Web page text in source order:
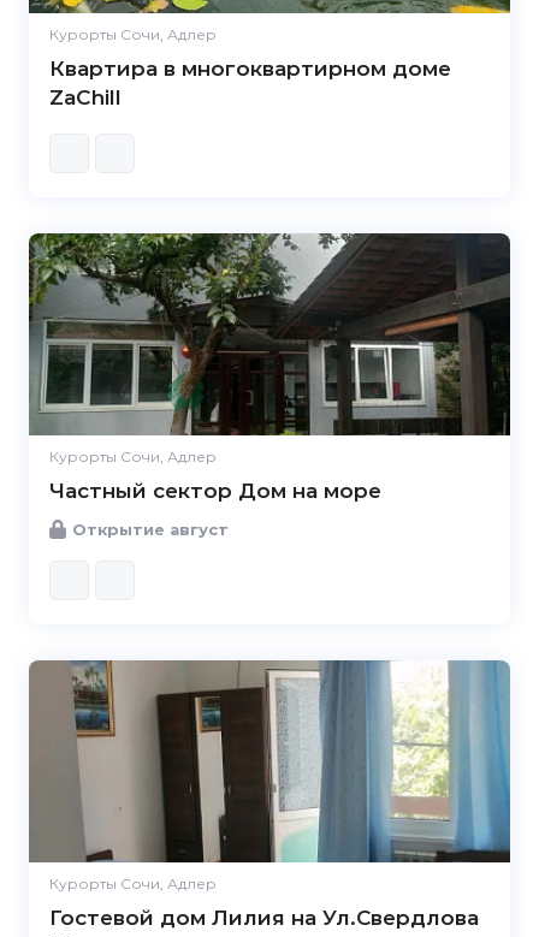
Курорты Сочи, Адлер
Квартира в многоквартирном доме
ZaChill
Курорты Сочи, Адлер
Частный сектор Дом на море
Открытие август
Курорты Сочи, Адлер
Гостевой дом Лилия на Ул.Свердлова